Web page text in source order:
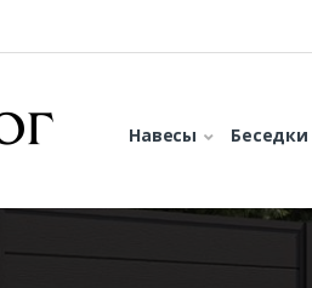
Навесы Беседки